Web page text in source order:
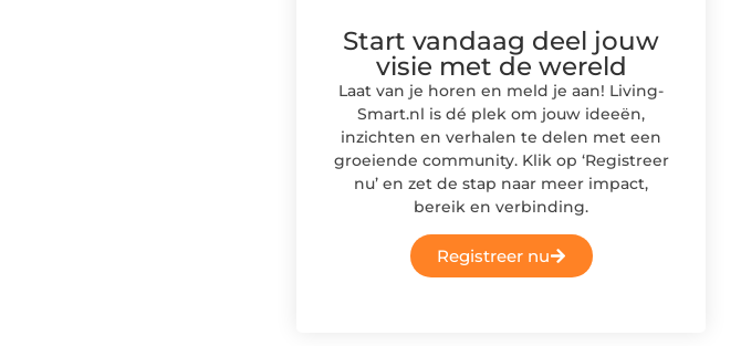
Start vandaag deel jouw
visie met de wereld
Laat van je horen en meld je aan! Living-
Smart.nl is dé plek om jouw ideeën,
inzichten en verhalen te delen met een
groeiende community. Klik op ‘Registreer
nu’ en zet de stap naar meer impact,
bereik en verbinding.
Registreer nu